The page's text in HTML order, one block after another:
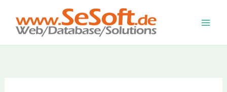
Inhalt
springen